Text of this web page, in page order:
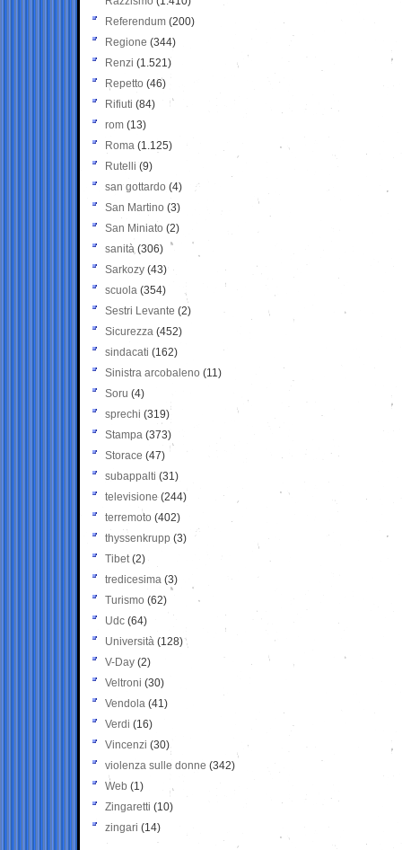
Referendum (200)
Regione (344)
Renzi (1.521)
Repetto (46)
Rifiuti (84)
rom (13)
Roma (1.125)
Rutelli (9)
san gottardo (4)
San Martino (3)
San Miniato (2)
sanità (306)
Sarkozy (43)
scuola (354)
Sestri Levante (2)
Sicurezza (452)
sindacati (162)
Sinistra arcobaleno (11)
Soru (4)
sprechi (319)
Stampa (373)
Storace (47)
subappalti (31)
televisione(244)
terremoto (402)
thyssenkrupp (3)
Tibet(2)
tredicesima (3)
Turismo (62)
Udc (64)
Università (128)
V-Day (2)
Veltroni (30)
Vendola (41)
Verdi (16)
Vincenzi (30)
violenza sulle donne (342)
Web (1)
Zingaretti (10)
zingari (14)